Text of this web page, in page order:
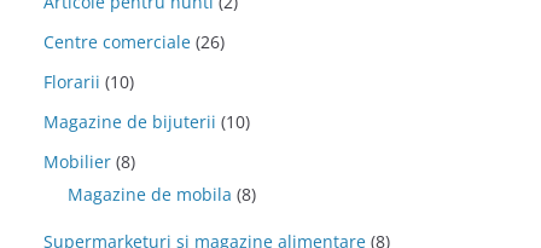
Centre comerciale (26)
Florarii (10)
Magazine de bijuterii (10)
Mobilier (8)
Magazine de mobila (8)
Supermarketuri si magazine alimentare (8)